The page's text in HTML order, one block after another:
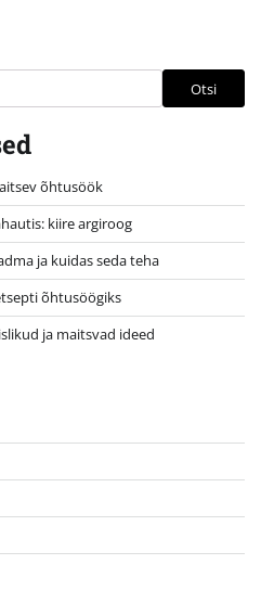
Otsi
õhtusöök
kiire argiroog
ja kuidas seda teha
õhtusöögiks
ja maitsvad ideed